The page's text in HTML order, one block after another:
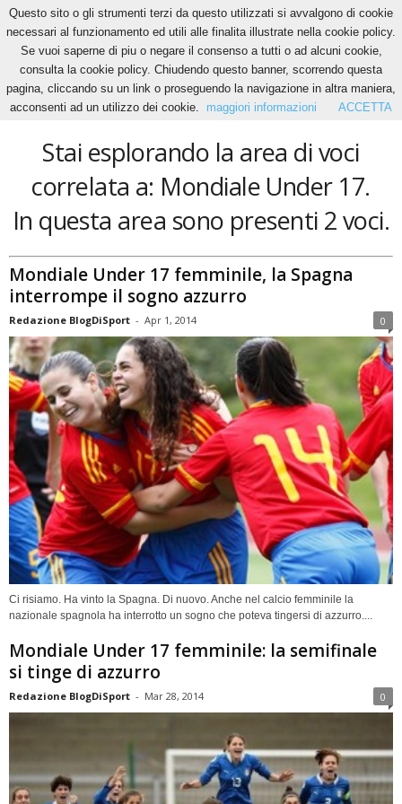
Home Tags Mondiale Under 17
Mondiale Under 17
Stai esplorando la area di voci
correlata a: Mondiale Under 17.
In questa area sono presenti 2 voci.
Mondiale Under 17 femminile, la Spagna
interrompe il sogno azzurro
Redazione BlogDiSport - Apr 1, 2014 0
Ci risiamo. Ha vinto la Spagna. Di nuovo. Anche nel calcio femminile la
nazionale spagnola ha interrotto un sogno che poteva tingersi di azzurro....
Mondiale Under 17 femminile: la semifinale
si tinge di azzurro
Redazione BlogDiSport - Mar 28, 2014 0
Questo sito o gli strumenti terzi da questo utilizzati si avvalgono di cookie
necessari al funzionamento ed utili alle finalita illustrate nella cookie policy.
Se vuoi saperne di piu o negare il consenso a tutti o ad alcuni cookie,
consulta la cookie policy. Chiudendo questo banner, scorrendo questa
pagina, cliccando su un link o proseguendo la navigazione in altra maniera,
acconsenti ad un utilizzo dei cookie.
maggiori informazioni ACCETTA